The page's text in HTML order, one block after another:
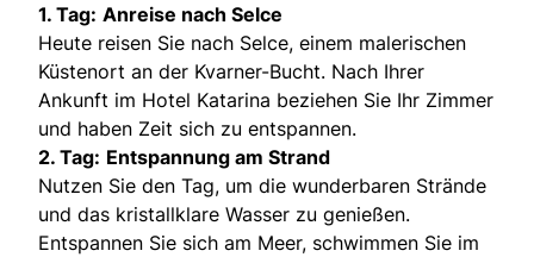
1. Tag: Anreise nach Selce
Heute reisen Sie nach Selce, einem malerischen
Küstenort an der Kvarner-Bucht. Nach Ihrer
Ankunft im Hotel Katarina beziehen Sie Ihr Zimmer
und haben Zeit sich zu entspannen.
2. Tag: Entspannung am Strand
Nutzen Sie den Tag, um die wunderbaren Strände
und das kristallklare Wasser zu genießen.
Entspannen Sie sich am Meer, schwimmen Sie im